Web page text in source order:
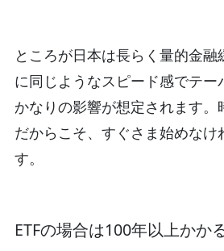
ところが日本は長らく量的金融
に同じようなスピード感でテー
かなりの影響が想定されます。
だからこそ、すぐさま始めなけ
す。
ETFの場合は100年以上かか